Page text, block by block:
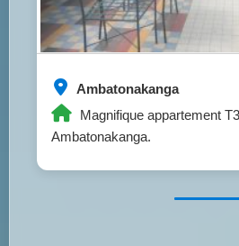
Ambatonakanga
Magnifique appartement
Ambatonakanga.